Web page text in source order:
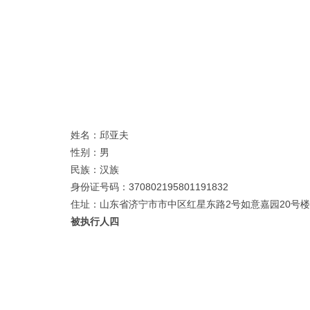
姓名：邱亚夫
性别：男
民族：汉族
身份证号码：370802195801191832
住址：山东省济宁市市中区红星东路2号如意嘉园20号
被执行人四